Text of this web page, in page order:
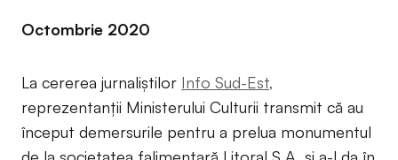
Octombrie 2020
La cererea jurnaliștilor Info Sud-Est,
reprezentanții Ministerului Culturii transmit că au
început demersurile pentru a prelua monumentul